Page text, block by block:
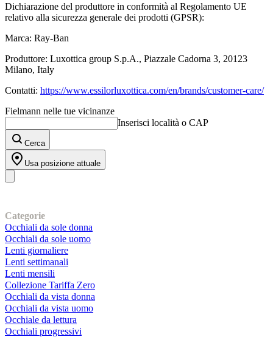
Dichiarazione del produttore in conformità al Regolamento UE
relativo alla sicurezza generale dei prodotti (GPSR):
Marca: Ray-Ban
Produttore: Luxottica group S.p.A., Piazzale Cadorna 3, 20123
Milano, Italy
Contatti: https://www.essilorluxottica.com/en/brands/customer-care/
Fielmann nelle tue vicinanze
Inserisci località o CAP
Cerca
Usa posizione attuale
Categorie
Occhiali da sole donna
Occhiali da sole uomo
Lenti giornaliere
Lenti settimanali
Lenti mensili
Collezione Tariffa Zero
Occhiali da vista donna
Occhiali da vista uomo
Occhiale da lettura
Occhiali progressivi